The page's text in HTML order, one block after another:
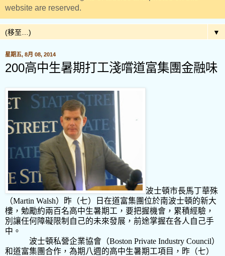
website are reserved.
▼
星期五, 8月 08, 2014
200高中生暑期打工淺嚐道富集團金融味
波士頓市長馬丁華殊
（Martin Walsh）昨（七）日在道富集團位於南波士頓的新大
樓，勉勵約兩百名高中生暑期工，要把握機會，累積經驗，
別讓任何障礙限制自己的未來發展，前途掌握在各人自己手
中。
波士頓私營企業協會（Boston Private Industry Council）
和道富集團合作，為期八週的高中生暑期工項目，昨（七）